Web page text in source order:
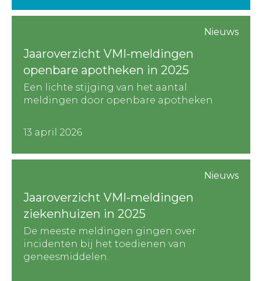
Nieuws
Jaaroverzicht VMI-meldingen
openbare apotheken in 2025
Een lichte stijging van het aantal
meldingen door openbare apotheken
13 april 2026
Nieuws
Jaaroverzicht VMI-meldingen
ziekenhuizen in 2025
De meeste meldingen gingen over
incidenten bij het toedienen van
geneesmiddelen.